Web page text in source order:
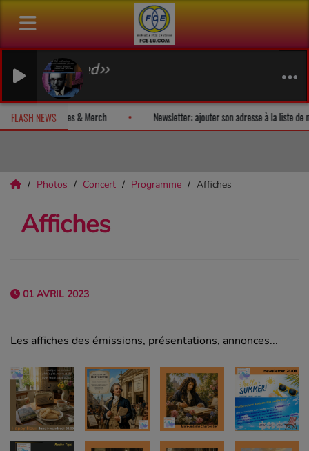
FLASH NEWS
album-surprise! Fan Releases & Merch Newsletter: ajouter
Photos Concert Programme Affiches
Affiches
01 AVRIL 2023
Les affiches des émissions, présentations, annonces...